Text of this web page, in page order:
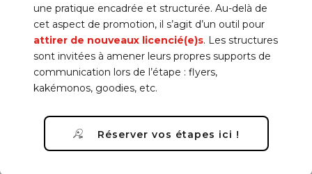
une pratique encadrée et structurée. Au-delà de
cet aspect de promotion, il s’agit d’un outil pour
attirer de nouveaux licencié(e)s. Les structures
sont invitées à amener leurs propres supports de
communication lors de l’étape : flyers,
kakémonos, goodies, etc.
Réserver vos étapes ici !